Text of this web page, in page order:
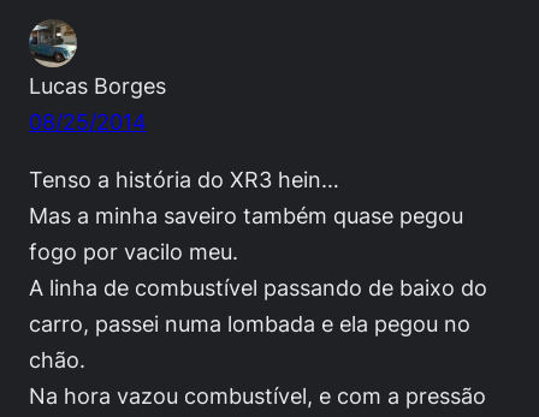
Lucas Borges
08/25/2014
Tenso a história do XR3 hein…
Mas a minha saveiro também quase pegou
fogo por vacilo meu.
A linha de combustível passando de baixo do
carro, passei numa lombada e ela pegou no
chão.
Na hora vazou combustível, e com a pressão